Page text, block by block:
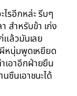
รอีกหล่ะ รีบๆ
สำหรับข้า เก่ง
แล้วมันเลย
ผีหนุ่มพูดเหยียด
เอาอีกฝ่ายยืน
ซืนเอาชนะได้